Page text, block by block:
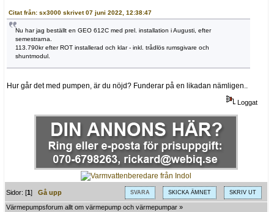
Citat från: sx3000 skrivet 07 juni 2022, 12:38:47
Nu har jag beställt en GEO 612C med prel. installation i Augusti, efter
semestrarna.
113.790kr efter ROT installerad och klar - inkl. trådlös rumsgivare och
shuntmodul.
Hur går det med pumpen, är du nöjd? Funderar på en likadan nämligen..
Loggat
SVARA SKICKA ÄMNET SKRIV UT
Sidor: [1]Gå upp
Värmepumpsforum allt om värmepump och värmepumpar »